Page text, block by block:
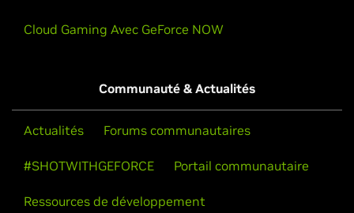
Cloud Gaming Avec GeForce NOW
Communauté & Actualités
Actualités Forums communautaires
#SHOTWITHGEFORCE Portail communautaire
Ressources de développement